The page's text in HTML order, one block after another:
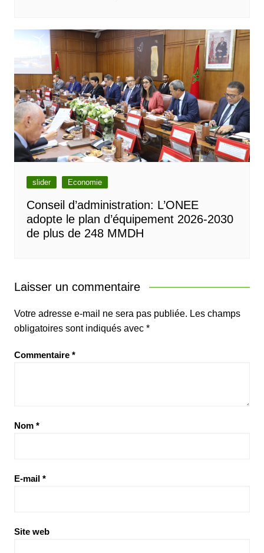
slider Economie
Conseil d’administration: L’ONEE
adopte le plan d’équipement 2026-2030
de plus de 248 MMDH
Laisser un commentaire
Votre adresse e-mail ne sera pas publiée. Les champs
obligatoires sont indiqués avec *
Commentaire *
Nom *
E-mail *
Site web